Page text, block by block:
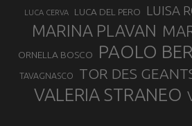
LUCA CERVA LUCA DEL PERO LUISA
MARINA PLAVAN
ORNELLA BOSCO PAOLO
TAVAGNASCO TOR DES
VALERIA STRANEO